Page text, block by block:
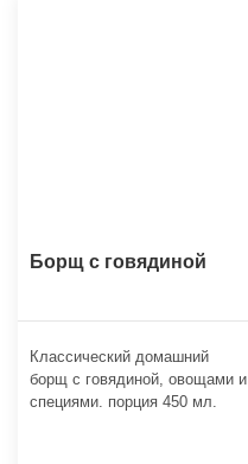
Борщ с говядиной
Классический домашний
борщ с говядиной, овощами и
специями. порция 450 мл.